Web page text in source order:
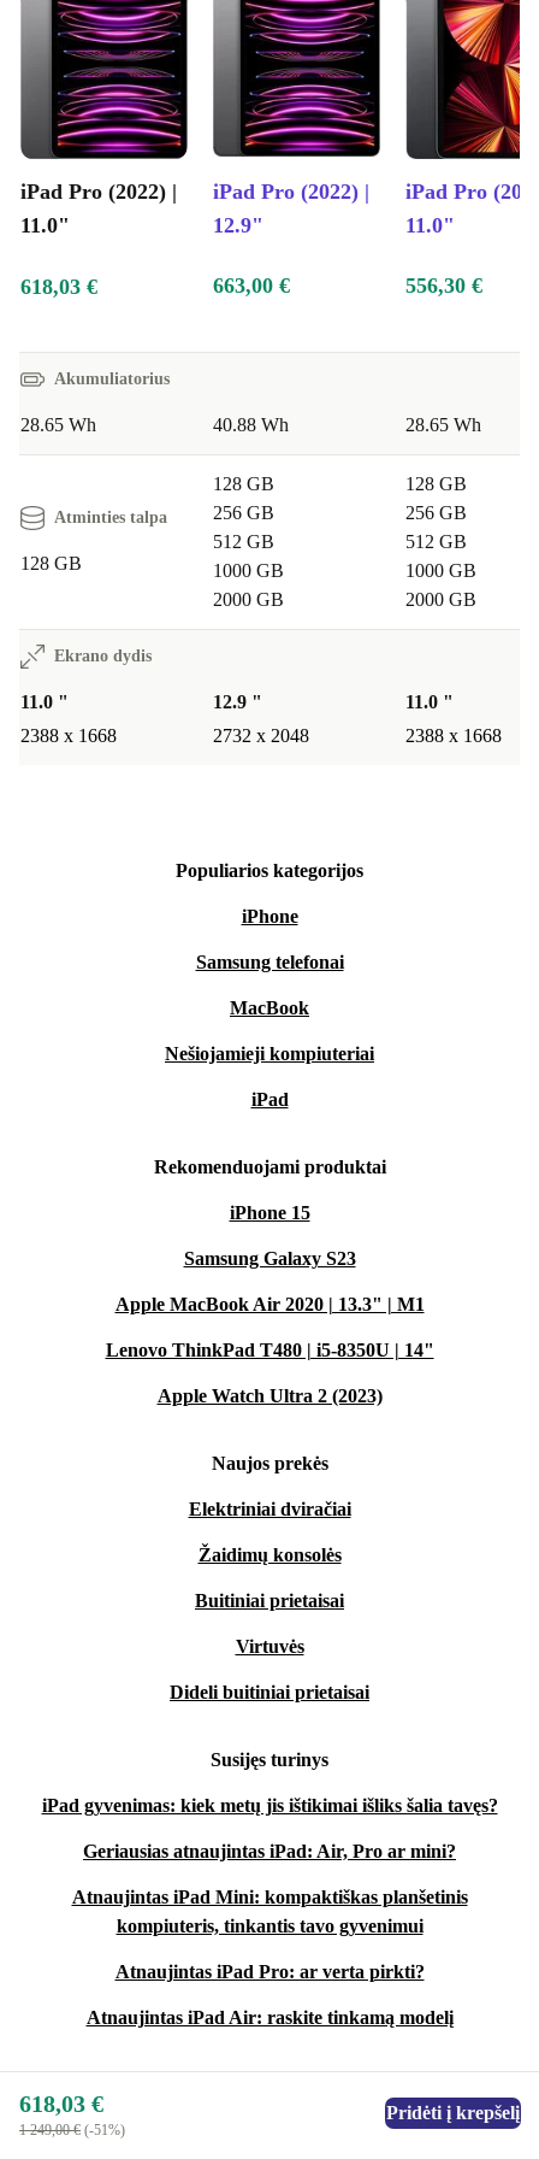
iPad Pro (2022) |
11.0"
iPad Pro (2022) |
12.9"
iPad Pro
11.0"
618,03 € 663,00 € 556,30 €
Akumuliatorius
28.65 Wh 40.88 Wh 28.65 Wh
Atminties talpa
128 GB
128 GB
256 GB
512 GB
1000 GB
2000 GB
128 GB
256 GB
512 GB
1000 GB
2000 GB
Ekrano dydis
11.0 "
2388 x 1668
12.9 "
2732 x 2048
11.0 "
2388 x 1668
Populiarios kategorijos
iPhone
Samsung telefonai
MacBook
Nešiojamieji kompiuteriai
iPad
Rekomenduojami produktai
iPhone 15
Samsung Galaxy S23
Apple MacBook Air 2020 | 13.3" | M1
Lenovo ThinkPad T480 | i5-8350U | 14"
Apple Watch Ultra 2 (2023)
Naujos prekės
Elektriniai dviračiai
Žaidimų konsolės
Buitiniai prietaisai
Virtuvės
Dideli buitiniai prietaisai
Susijęs turinys
iPad gyvenimas: kiek metų jis ištikimai išliks šalia tavęs?
Geriausias atnaujintas iPad: Air, Pro ar mini?
Atnaujintas iPad Mini: kompaktiškas planšetinis
kompiuteris, tinkantis tavo gyvenimui
Atnaujintas iPad Pro: ar verta pirkti?
Atnaujintas iPad Air: raskite tinkamą modelį
618,03 €
1 249,00 € (-51%)
Pridėti į krepšelį